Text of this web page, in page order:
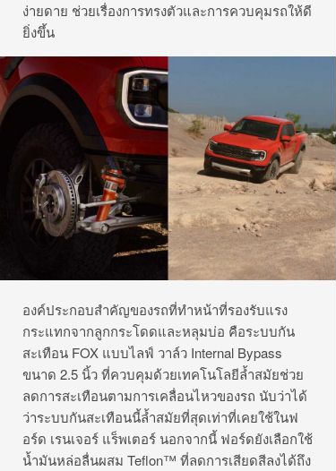
ง่ายดาย ช่วยเรื่องการทรงตัวและการควบคุมรถให้ดี
ยิ่งขึ้น
องค์ประกอบสำคัญของรถที่ทำหน้าที่รองรับแรง
กระแทกจากลูกกระโดดและหลุมบ่อ คือระบบกัน
สะเทือน FOX แบบไลฟ์ วาล์ว Internal Bypass
ขนาด 2.5 นิ้ว ที่ควบคุมด้วยเทคโนโลยีล้ำสมัยช่วย
ลดการสะเทือนตามการเคลื่อนไหวของรถ นับว่าได้
ว่าระบบกันสะเทือนนี้ล้ำสมัยที่สุดเท่าที่เคยใช้ในฟ
อร์ด เรนเจอร์ แร็พเตอร์ นอกจากนี้ ฟอร์ดยังเลือกใช้
น้ำมันหล่อลื่นผสม Teflon™ ที่ลดการเสียดสีลงได้ถึง